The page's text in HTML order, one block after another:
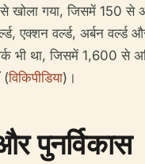
खोला गया, जिसमें 150 से
एक्शन वर्ल्ड, अर्बन
भी था, जिसमें 1,600 से
(विकिपीडिया)।
पुनर्विकास